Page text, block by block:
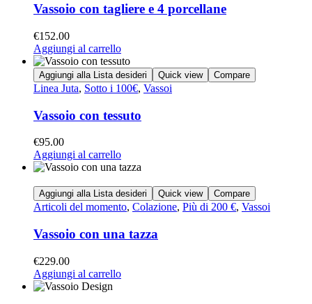
Vassoio con tagliere e 4 porcellane
€152.00
Aggiungi al carrello
Aggiungi alla Lista desideri Quick view Compare
Linea Juta, Sotto i 100€, Vassoi
Vassoio con tessuto
€95.00
Aggiungi al carrello
Aggiungi alla Lista desideri Quick view Compare
Articoli del momento, Colazione, Più di 200 €, Vassoi
Vassoio con una tazza
€229.00
Aggiungi al carrello